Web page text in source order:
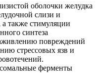
оболочки желудка
слизи и
также стимуляции
синтеза
повреждений
стрессовых язв и
ферменты